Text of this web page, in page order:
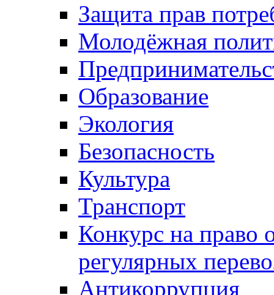
Защита прав
Молодёжная
Образование
Экология
Безопасность
Культура
Транспорт
Конкурс на право
регулярных
Антикоррупция